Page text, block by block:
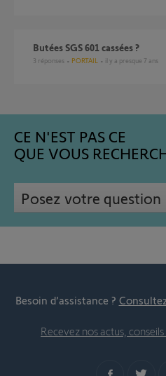
Butées SGS 601 cassées ?
3 réponses PORTAIL il y a presque 7 ans
CE N'EST PAS CE
QUE VOUS
Posez votre question
Besoin d’assistance ?
Recevez nos actus,